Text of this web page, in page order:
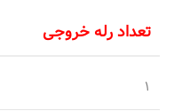
تعداد رله خروجی
1